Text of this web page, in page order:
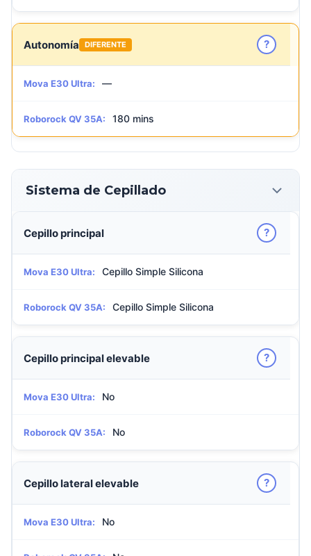
Autonomía DIFERENTE ?
Mova E30 Ultra: —
Roborock QV 35A: 180 mins
Sistema de Cepillado
Cepillo principal ?
Mova E30 Ultra: Cepillo Simple Silicona
Roborock QV 35A: Cepillo Simple Silicona
Cepillo principal elevable ?
Mova E30 Ultra: No
Roborock QV 35A: No
Cepillo lateral elevable ?
Mova E30 Ultra: No